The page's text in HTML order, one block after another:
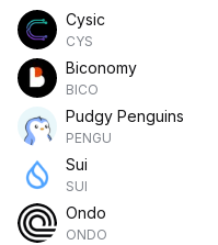
Cysic
CYS
Biconomy
BICO
Pudgy Penguins
PENGU
Sui
SUI
Ondo
ONDO